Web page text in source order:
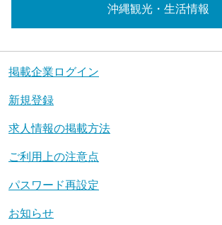
沖縄観光・生活情報
掲載企業ログイン
新規登録
求人情報の掲載方法
ご利用上の注意点
パスワード再設定
お知らせ